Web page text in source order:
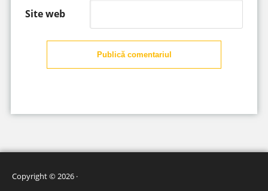
Site web
Publică comentariul
Copyright © 2026 ·